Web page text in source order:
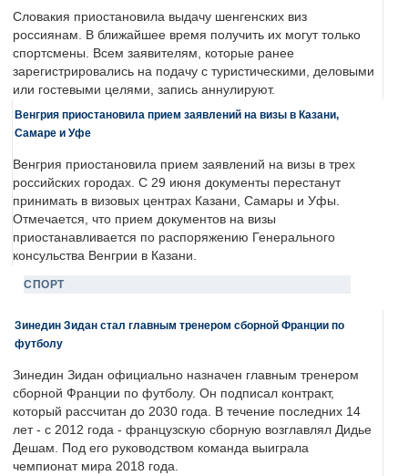
Словакия приостановила выдачу шенгенских виз
россиянам. В ближайшее время получить их могут только
спортсмены. Всем заявителям, которые ранее
зарегистрировались на подачу с туристическими, деловыми
или гостевыми целями, запись аннулируют.
Венгрия приостановила прием заявлений на визы в Казани,
Самаре и Уфе
Венгрия приостановила прием заявлений на визы в трех
российских городах. С 29 июня документы перестанут
принимать в визовых центрах Казани, Самары и Уфы.
Отмечается, что прием документов на визы
приостанавливается по распоряжению Генерального
консульства Венгрии в Казани.
СПОРТ
Зинедин Зидан стал главным тренером сборной Франции по
футболу
Зинедин Зидан официально назначен главным тренером
сборной Франции по футболу. Он подписал контракт,
который рассчитан до 2030 года. В течение последних 14
лет - с 2012 года - французскую сборную возглавлял Дидье
Дешам. Под его руководством команда выиграла
чемпионат мира 2018 года.